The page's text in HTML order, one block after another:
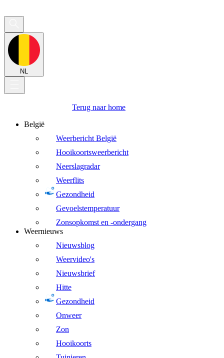
NL
Terug naar home
België
Weerbericht België
Hooikoortsweerbericht
Neerslagradar
Weerflits
Gezondheid
Gevoelstemperatuur
Zonsopkomst en -ondergang
Weernieuws
Nieuwsblog
Weervideo's
Nieuwsbrief
Hitte
Gezondheid
Onweer
Zon
Hooikoorts